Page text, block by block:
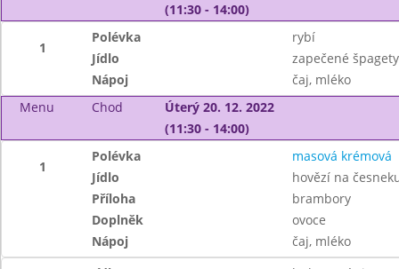
(11:30 - 14:00)
1
Polévka
rybí
Jídlo
zapečené
Nápoj
čaj, mléko
Menu
Chod
Úterý 20. 12. 2022
(11:30 - 14:00)
1
Polévka
masová krémová
Jídlo
hovězí na
Příloha
brambory
Doplněk
ovoce
Nápoj
čaj, mléko